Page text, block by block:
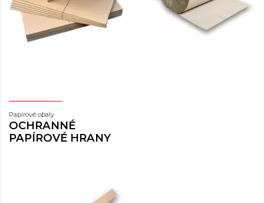
Papírové obaly
OCHRANNÉ
PAPÍROVÉ HRANY